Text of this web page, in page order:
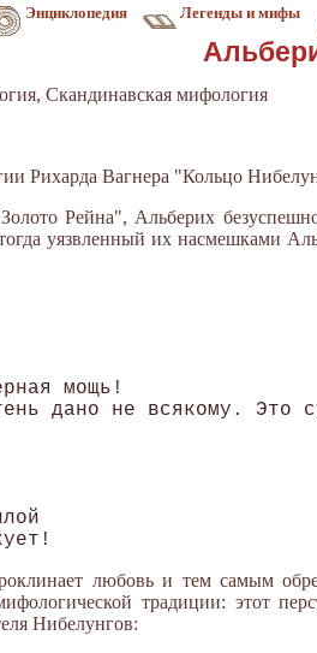
Энциклопедия Легенды и мифы
Скандинавская мифология
Рихарда Вагнера "Кольцо
Рейна", Альберих
уязвленный их насмешками
мощь!
дано не всякому. Это
любовь и тем самым
традиции: этот
Нибелунгов: